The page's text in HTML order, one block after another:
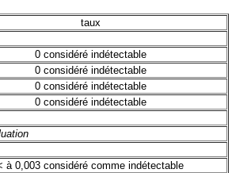
taux
0 considéré indétectable
0 considéré indétectable
0 considéré indétectable
0 considéré indétectable
à 0,003 considéré comme indétectable